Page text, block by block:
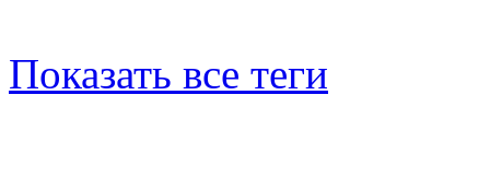
Показать все теги